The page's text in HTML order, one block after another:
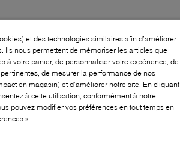
et des technologies similaires afin d’améliorer
Ils nous permettent de mémoriser les articles que
à votre panier, de personnaliser votre expérience, de
de mesurer la performance de nos
en magasin) et d’améliorer notre site. En cliquant
à cette utilisation, conformément à notre
pouvez modifier vos préférences en tout temps en
»